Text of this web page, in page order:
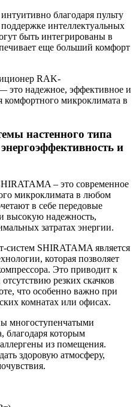
благодаря пульту
интеллектуальных
быть интегрированы в
еще больший комфорт
RAK-
надежное, эффективное и
комфортного микроклимата в
настенного типа
и
– это современное
микроклимата в любом
в себе передовые
высокую надежность,
затратах энергии.
SHIRATAMA является
которая позволяет
Это приводит к
резких скачков
что особенно важно при
комнатах или офисах.
многоступенчатыми
благодаря которым
из помещения.
здоровую атмосферу,